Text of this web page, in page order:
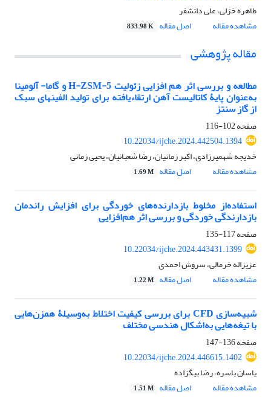
طاهره خزلی، علی دانشفر
مشاهده مقاله
اصل مقاله 833.98 K
مقاله پژوهشی
مطالعه و بررسی اثر هم افزایی زئولیت H-ZSM-5 و گاما- آلومینا
به‌عنوان پایۀ کاتالیست آهن ارتقاءیافته برای تولید الفینهای سبک
از گاز سنتز
صفحه102-116
10.22034/ijche.2024.442504.1394
خدیجه شهمیرزادی، اکبر زمانیان، رضا شعبانیان، یحیی زمانی
مشاهده مقاله
اصل مقاله 1.69 M
استفاده‌از مخلوط بازدارنده‌های خوردگی برای افزایش راندمان
بازدارندگی خوردگی و بررسی اثر هم‌افزایی
صفحه117-135
10.22034/ijche.2024.443431.1399
عزیزاله خرمالی، سروش احمدی
مشاهده مقاله
اصل مقاله 1.22 M
شبیه‌سازی CFD برای بررسی کیفیت اختلاط به‌وسیلۀ همزن‌هایی
با تیغه‌هایی به‌اشکال هندسی مختلف
صفحه136-147
10.22034/ijche.2024.446615.1402
یاسان باسره، رضا بیگزاده
مشاهده مقاله
اصل مقاله 1.51 M